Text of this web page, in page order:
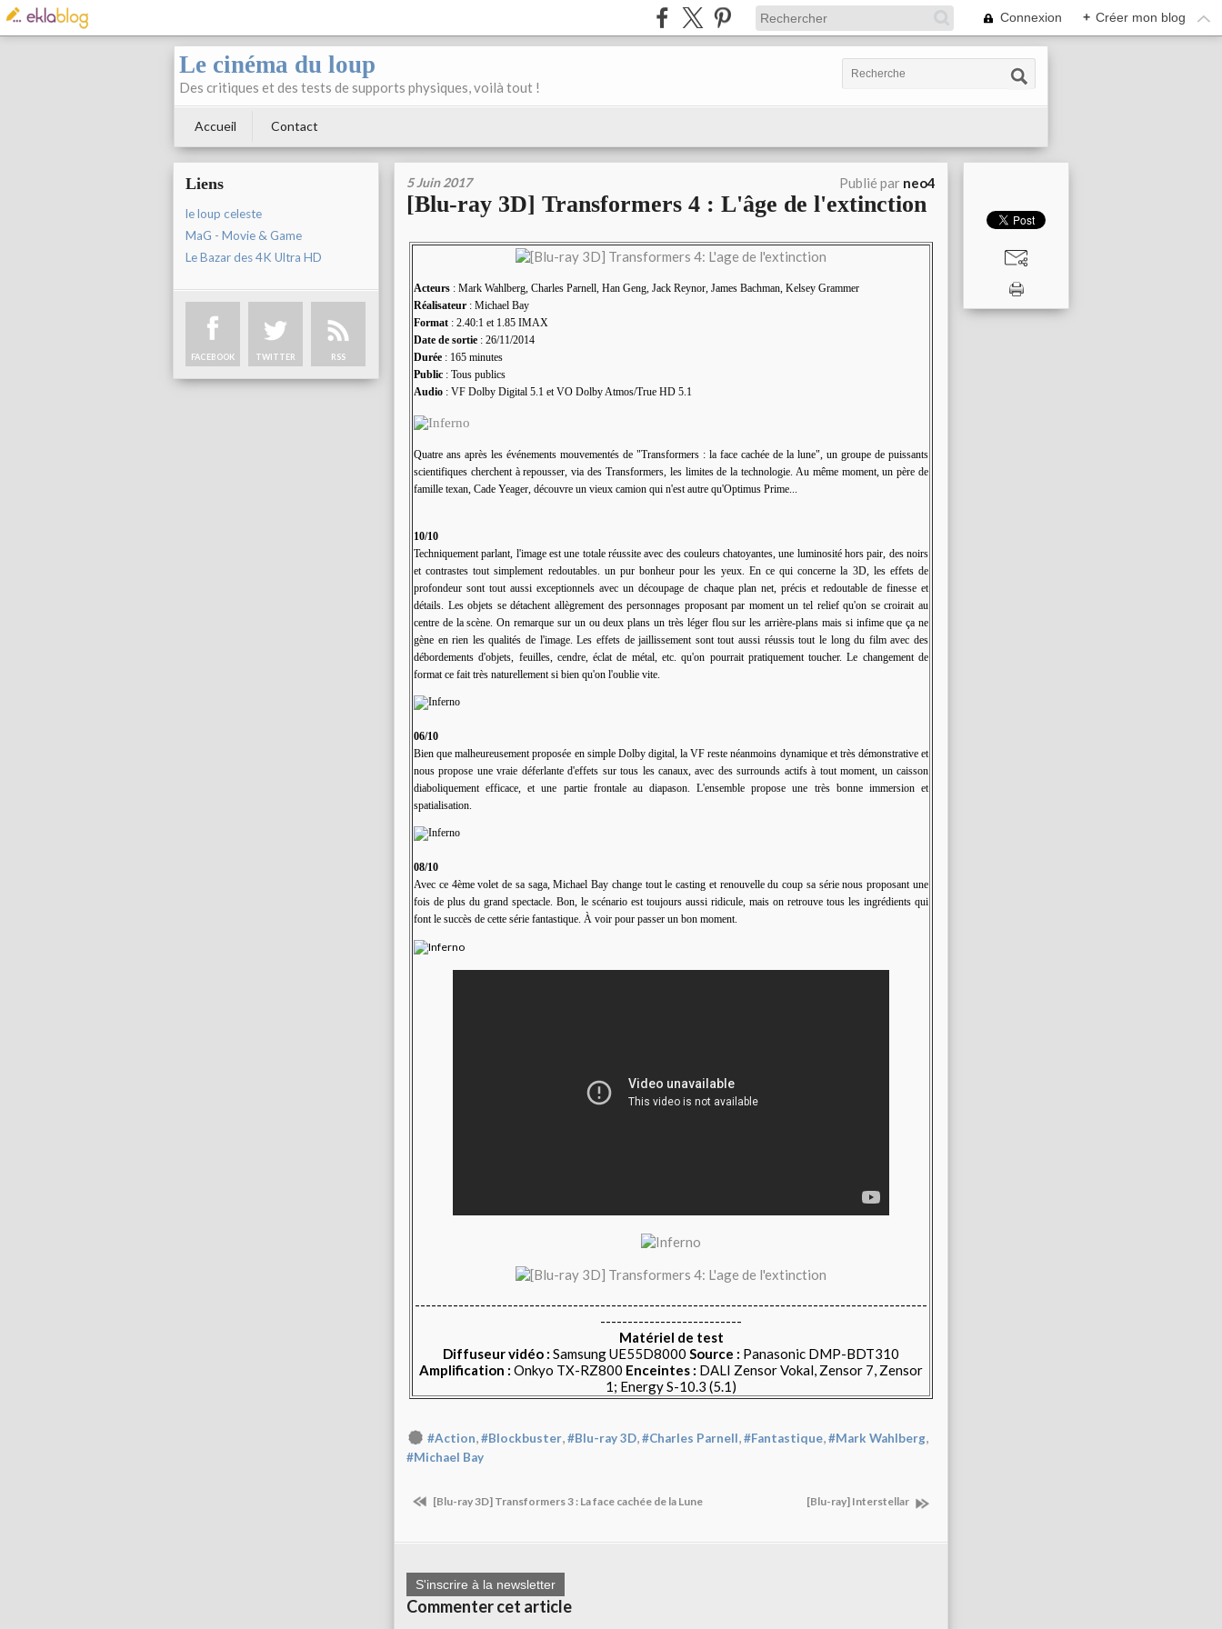
Connexion + Créer mon blog
Le cinéma du loup
Des critiques et des tests de supports physiques, voilà tout !
Accueil Contact
Liens
le loup celeste
MaG - Movie & Game
Le Bazar des 4K Ultra HD
FACEBOOK TWITTER RSS
5 Juin 2017 Publié par neo4
[Blu-ray 3D] Transformers 4 : L'âge de l'extinction
Acteurs : Mark Wahlberg, Charles Parnell, Han Geng, Jack Reynor, James Bachman, Kelsey Grammer
Réalisateur : Michael Bay
Format : 2.40:1 et 1.85 IMAX
Date de sortie : 26/11/2014
Durée : 165 minutes
Public : Tous publics
Audio : VF Dolby Digital 5.1 et VO Dolby Atmos/True HD 5.1
Quatre ans après les événements mouvementés de "Transformers : la face cachée de la lune", un groupe de puissants
scientifiques cherchent à repousser, via des Transformers, les limites de la technologie. Au même moment, un père de
famille texan, Cade Yeager, découvre un vieux camion qui n'est autre qu'Optimus Prime...
10/10
Techniquement parlant, l'image est une totale réussite avec des couleurs chatoyantes, une luminosité hors pair, des noirs
et contrastes tout simplement redoutables. un pur bonheur pour les yeux. En ce qui concerne la 3D, les effets de
profondeur sont tout aussi exceptionnels avec un découpage de chaque plan net, précis et redoutable de finesse et
détails. Les objets se détachent allègrement des personnages proposant par moment un tel relief qu'on se croirait au
centre de la scène. On remarque sur un ou deux plans un très léger flou sur les arrière-plans mais si infime que ça ne
gène en rien les qualités de l'image. Les effets de jaillissement sont tout aussi réussis tout le long du film avec des
débordements d'objets, feuilles, cendre, éclat de métal, etc. qu'on pourrait pratiquement toucher. Le changement de
format ce fait très naturellement si bien qu'on l'oublie vite.
06/10
Bien que malheureusement proposée en simple Dolby digital, la VF reste néanmoins dynamique et très démonstrative et
nous propose une vraie déferlante d'effets sur tous les canaux, avec des surrounds actifs à tout moment, un caisson
diaboliquement efficace, et une partie frontale au diapason. L'ensemble propose une très bonne immersion et
spatialisation.
08/10
Avec ce 4ème volet de sa saga, Michael Bay change tout le casting et renouvelle du coup sa série nous proposant une
fois de plus du grand spectacle. Bon, le scénario est toujours aussi ridicule, mais on retrouve tous les ingrédients qui
font le succès de cette série fantastique. À voir pour passer un bon moment.
----------------------------------------------------------------------------------------------
--------------------------
Matériel de test
Diffuseur vidéo : Samsung UE55D8000 Source : Panasonic DMP-BDT310
Amplification : Onkyo TX-RZ800 Enceintes : DALI Zensor Vokal, Zensor 7, Zensor
1; Energy S-10.3 (5.1)
#Action,#Blockbuster,#Blu-ray 3D,#Charles Parnell,#Fantastique,#Mark Wahlberg,
#Michael Bay
[Blu-ray 3D] Transformers 3 : La face cachée de la Lune [Blu-ray] Interstellar
S'inscrire à la newsletter
Commenter cet article